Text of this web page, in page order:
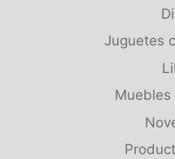
Juguetes
Muebles